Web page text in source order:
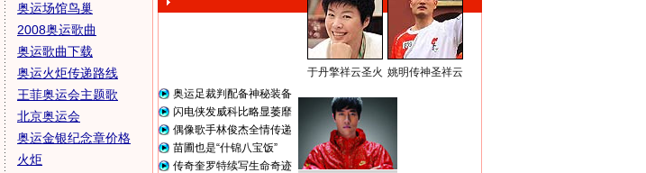
奥运场馆鸟巢
2008奥运歌曲
奥运歌曲下载
奥运火炬传递路线
王菲奥运会主题歌
北京奥运会
奥运金银纪念章价格
火炬
于丹擎祥云圣火 姚明传神圣祥云
奥运足裁判配备神秘装备
闪电侠发威科比略显萎靡
偶像歌手林俊杰全情传递
苗圃也是“什锦八宝饭”
传奇奎罗特续写生命奇迹